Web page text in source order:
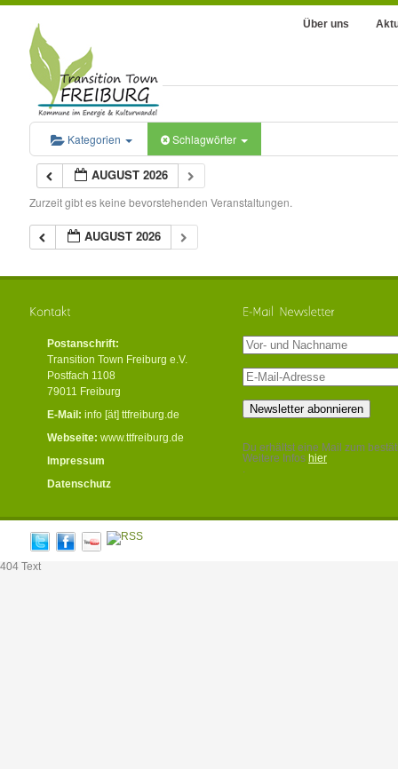
Über uns
Kategorien Schlagwörter
AUGUST 2026
Zurzeit gibt es keine bevorstehenden Veranstaltungen.
AUGUST 2026
Postanschrift:
Transition Town Freiburg e.V.
Postfach 1108
79011 Freiburg
E-Mail: info [ät] ttfreiburg.de
Webseite: www.ttfreiburg.de
Impressum
Datenschutz
Du erhältst eine Mail zum
Weitere Infos hier
.
404 Text